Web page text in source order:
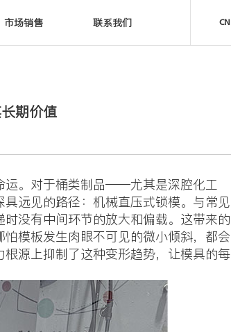
市场销售 联系我们 CN
期价值
。对于桶类制品——尤其是深腔化工
远见的路径：机械直压式锁模。与常见
没有中间环节的放大和偏载。这带来的
模板发生肉眼不可见的微小倾斜，都会
源上抑制了这种变形趋势，让模具的每